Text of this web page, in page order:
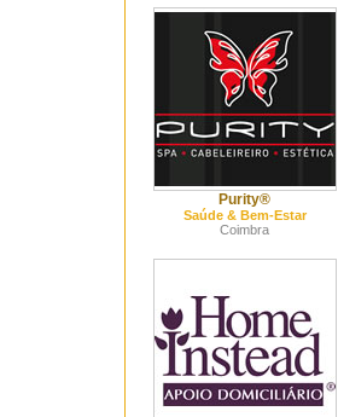
Purity®
Saúde & Bem-Estar
Coimbra